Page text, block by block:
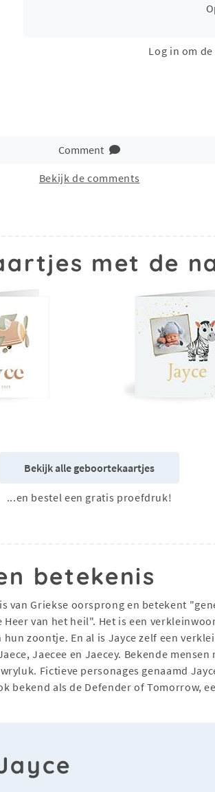
Log in om
Comment
Bekijk de comments
met de
Bekijk alle geboortekaartjes
...en bestel een gratis proefdruk!
betekenis
van Griekse oorsprong en betekent
van het heil". Het is een
zoontje. En al is Jayce zelf een
Jaecee en Jaecey. Bekende
Fictieve personages genaamd
bekend als de Defender of Tomorrow,